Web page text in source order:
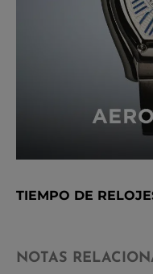
TIEMPO DE
NOTAS